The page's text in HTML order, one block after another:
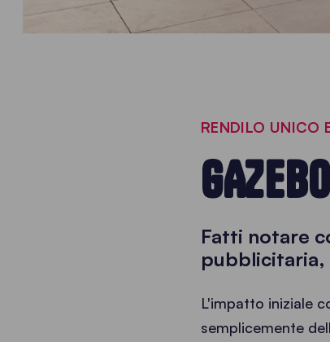
RENDILO UNICO
Fatti notare
pubblicitaria,
L'impatto iniziale
semplicemente